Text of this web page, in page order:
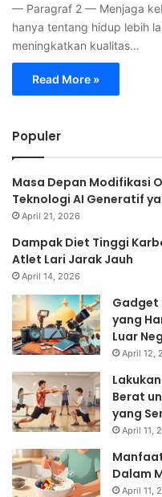
— Paragraf 2 — Menjaga
hanya tentang hidup lebih
meningkatkan kualitas…
Read More »
Populer
Masa Depan Modifikasi
Teknologi AI Generatif
April 21, 2026
Dampak Diet Tinggi
Atlet Lari Jarak Jauh
April 14, 2026
Gadget
yang
Luar
April 12,
Berat
yang
April 11,
Dalam
April 11,